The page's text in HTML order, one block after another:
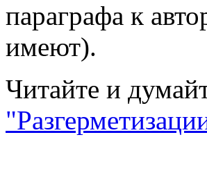
параграфа к
имеют).
Читайте и